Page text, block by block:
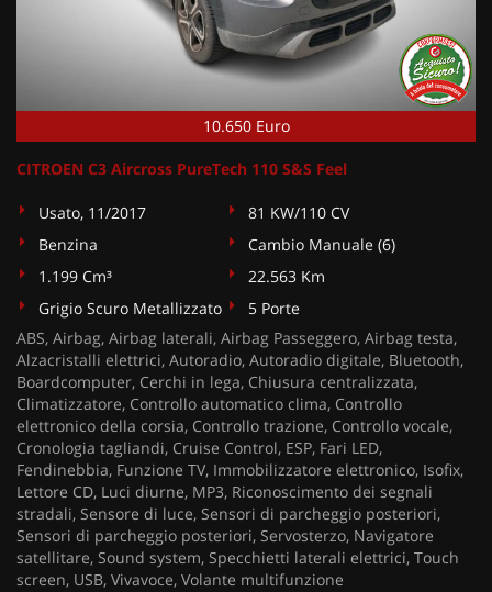
10.650 Euro
CITROEN C3 Aircross PureTech 110 S&S Feel
Usato, 11/2017
81 KW/110 CV
Benzina
Cambio Manuale (6)
1.199 Cm³
22.563 Km
Grigio Scuro Metallizzato
5 Porte
ABS, Airbag, Airbag laterali, Airbag Passeggero, Airbag testa,
Alzacristalli elettrici, Autoradio, Autoradio digitale, Bluetooth,
Boardcomputer, Cerchi in lega, Chiusura centralizzata,
Climatizzatore, Controllo automatico clima, Controllo
elettronico della corsia, Controllo trazione, Controllo vocale,
Cronologia tagliandi, Cruise Control, ESP, Fari LED,
Fendinebbia, Funzione TV, Immobilizzatore elettronico, Isofix,
Lettore CD, Luci diurne, MP3, Riconoscimento dei segnali
stradali, Sensore di luce, Sensori di parcheggio posteriori,
Sensori di parcheggio posteriori, Servosterzo, Navigatore
satellitare, Sound system, Specchietti laterali elettrici, Touch
screen, USB, Vivavoce, Volante multifunzione